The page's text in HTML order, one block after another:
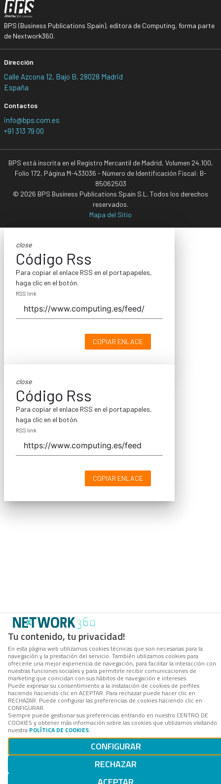
Tu contenido, tu privacidad!
En esta página web utilizamos cookies técnicas que son necesarias para la
navegación y la prestación del servicio. También utilizamos cookies para
ofrecerle una mejor experiencia de navegación, para facilitar la interacción con
nuestras funciones sociales y para permitirle recibir comunicaciones de
marketing que coincidan con sus hábitos de navegación e intereses.
Puede expresar su consentimiento a la instalación de cookies de perfiles
haciendo haciendo clic en ACEPTAR. Para rechazar puede hacer clic en
RECHAZAR. Puede configurar las preferencias de cookies haciendo clic en
CONFIGURAR.
Siempre puede gestionar sus preferencias entrando en nuestro CENTRO DE
COOKIES y obtener más información sobre las cookies que utilizamos visitando
nuestra POLÍTICA DE COOKIES.
CONFIGURAR
RECHAZAR
BPS (Business Publications Spain), editora de Computing, forma parte
de Nextwork360.
Dirección
Calle Azcona 12, Bajo B, 28028 Madrid
España
Contactos
info@bps.com.es
+91 313 79 00
BPS está inscrita en el Registro Mercantil de Madrid, Volumen 24.100,
Folio 172, Página M-433036 - Número de Identificación Fiscal: B-
85062503
© 2026 BPS Business Publications Spain S.L. Todos los derechos
reservados.
Mapa del Sitio
close
Código Rss
Para copiar el enlace RSS en el portapapeles,
haga clic en el botón.
RSS link
COPIAR ENLACE
close
Código Rss
Para copiar el enlace RSS en el portapapeles,
haga clic en el botón.
RSS link
COPIAR ENLACE